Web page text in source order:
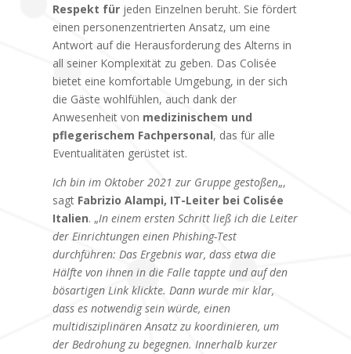
Respekt für jeden Einzelnen beruht. Sie fördert
einen personenzentrierten Ansatz, um eine
Antwort auf die Herausforderung des Alterns in
all seiner Komplexität zu geben. Das Colisée
bietet eine komfortable Umgebung, in der sich
die Gäste wohlfühlen, auch dank der
Anwesenheit von medizinischem und
pflegerischem Fachpersonal, das für alle
Eventualitäten gerüstet ist.
Ich bin im Oktober 2021 zur Gruppe gestoßen„,
sagt Fabrizio Alampi, IT-Leiter bei Colisée
Italien. „In einem ersten Schritt ließ ich die Leiter
der Einrichtungen einen Phishing-Test
durchführen: Das Ergebnis war, dass etwa die
Hälfte von ihnen in die Falle tappte und auf den
bösartigen Link klickte. Dann wurde mir klar,
dass es notwendig sein würde, einen
multidisziplinären Ansatz zu koordinieren, um
der Bedrohung zu begegnen. Innerhalb kurzer